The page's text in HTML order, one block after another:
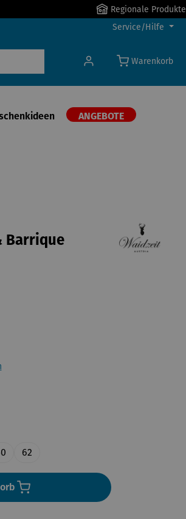
Regionale Produkte
Service/Hilfe
Warenkorb
ANGEBOTE
Barrique
62